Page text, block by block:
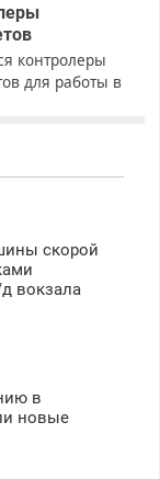
контролеры
для работы в
денежная
с з/п до
скорой
вокзала
в
новые